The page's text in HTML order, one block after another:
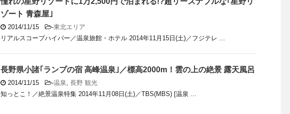
ゾート 青森屋｣
2014/11/15 -東北エリア
リアルスコープハイパー／温泉旅館・ホテル 2014年11月15日(土)／フジテレ ...
長野県小諸｢ランプの宿 高峰温泉｣／標高2000m！雲の上の絶景 露天風呂
2014/11/15 -温泉, 長野 観光
知っとこ！／絶景温泉特集 2014年11月08日(土)／TBS(MBS) [温泉 ...